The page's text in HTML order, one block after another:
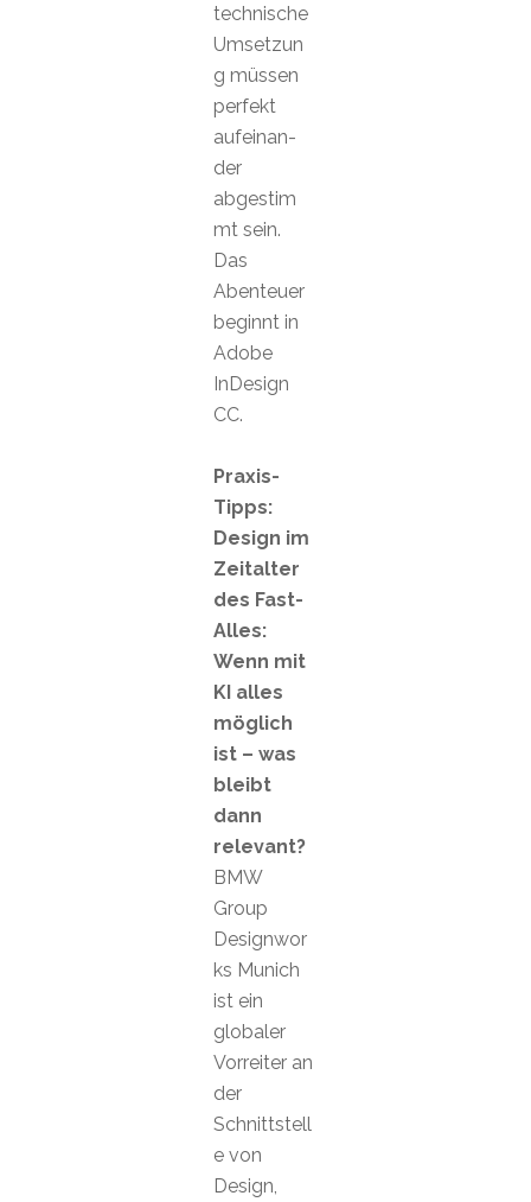
technische
Umsetzun
g müssen
perfekt
aufeinan-
der
abgestim
mt sein.
Das
Abenteuer
beginnt in
Adobe
InDesign
CC.
Praxis-
Tipps:
Design im
Zeitalter
des Fast-
Alles:
Wenn mit
KI alles
möglich
ist – was
bleibt
dann
relevant?
BMW
Group
Designwor
ks Munich
ist ein
globaler
Vorreiter an
der
Schnittstell
e von
Design,